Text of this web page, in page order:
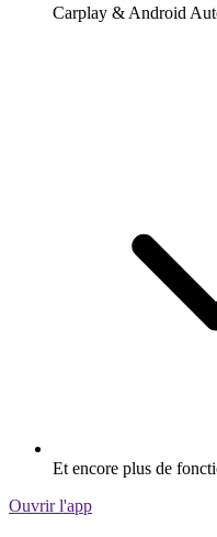
Carplay & Android
Et encore plus de
Ouvrir l'app